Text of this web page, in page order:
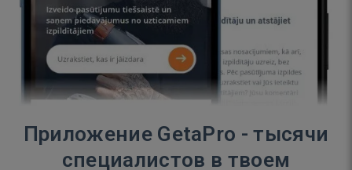
Приложение GetaPro - тысячи
специалистов в твоем